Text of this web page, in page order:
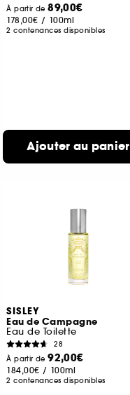
À partir de89,00€
178,00€ / 100ml
2 contenances disponibles
Ajouter au panier
SISLEY
Eau de Campagne
Eau de Toilette
28
À partir de92,00€
184,00€ / 100ml
2 contenances disponibles